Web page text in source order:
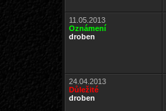
11.05.2013
Oznámení
droben
24.04.2013
Důležité
droben